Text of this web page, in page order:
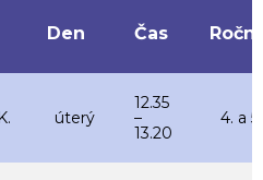
Den Čas
úterý
12.35
–
13.20
4. a 5.